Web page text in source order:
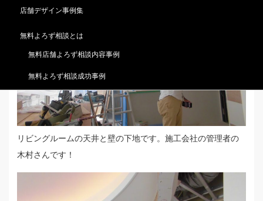
店舗デザイン事例集
無料よろず相談とは
無料店舗よろず相談内容事例
無料よろず相談成功事例
リビングルームの天井と壁の下地です。施工会社の管理者の
木村さんです！